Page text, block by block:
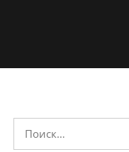
Найти: